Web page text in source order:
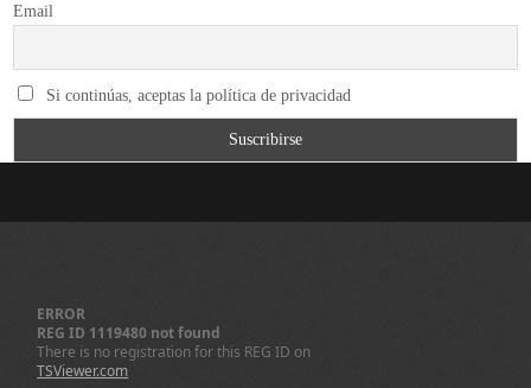
Email
Si continúas, aceptas la política de privacidad
ERROR
REG ID 1119480 not found
There is no registration for this REG ID on
TSViewer.com